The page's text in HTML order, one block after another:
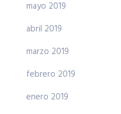
mayo 2019
abril 2019
marzo 2019
febrero 2019
enero 2019